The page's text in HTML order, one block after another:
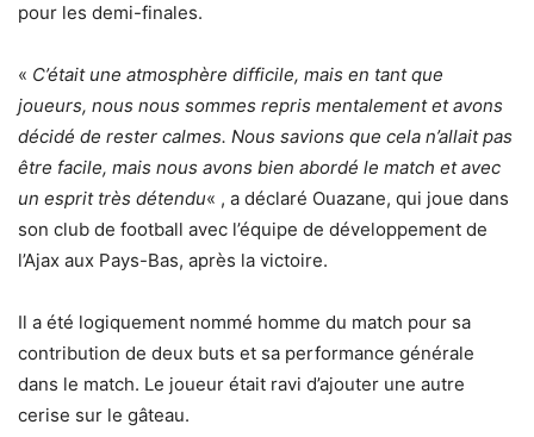
pour les demi-finales.
« C’était une atmosphère difficile, mais en tant que
joueurs, nous nous sommes repris mentalement et avons
décidé de rester calmes. Nous savions que cela n’allait pas
être facile, mais nous avons bien abordé le match et avec
un esprit très détendu« , a déclaré Ouazane, qui joue dans
son club de football avec l’équipe de développement de
l’Ajax aux Pays-Bas, après la victoire.
Il a été logiquement nommé homme du match pour sa
contribution de deux buts et sa performance générale
dans le match. Le joueur était ravi d’ajouter une autre
cerise sur le gâteau.